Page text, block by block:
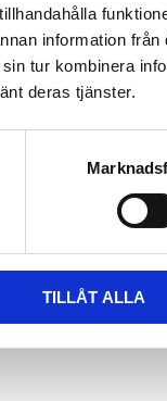
information från
tur kombinera
deras tjänster.
TILLÅT ALLA